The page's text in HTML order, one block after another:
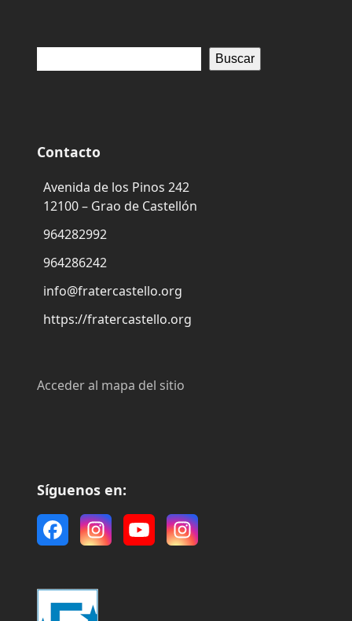
Buscar
Contacto
Avenida de los Pinos 242
12100 – Grao de Castellón
964282992
964286242
info@fratercastello.org
https://fratercastello.org
Acceder al mapa del sitio
Síguenos en:
FacebookInstagram
YouTubeInstagram